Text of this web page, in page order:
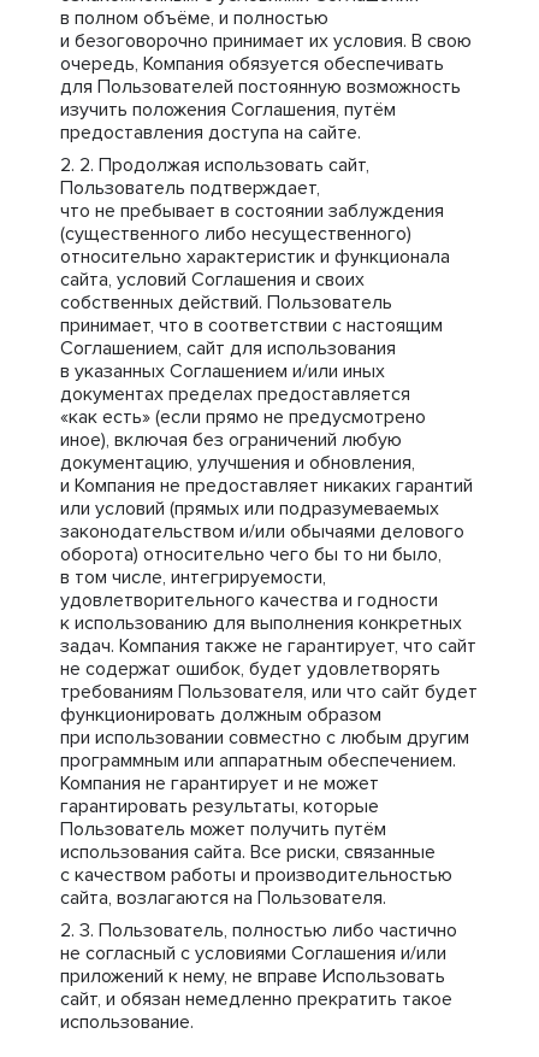
в полном объёме, и полностью
и безоговорочно принимает их условия. В свою
очередь, Компания обязуется обеспечивать
для Пользователей постоянную возможность
изучить положения Соглашения, путём
предоставления доступа на сайте.
Продолжая использовать сайт,
Пользователь подтверждает,
что не пребывает в состоянии заблуждения
(существенного либо несущественного)
относительно характеристик и функционала
сайта, условий Соглашения и своих
собственных действий. Пользователь
принимает, что в соответствии с настоящим
Соглашением, сайт для использования
в указанных Соглашением и/или иных
документах пределах предоставляется
«как есть» (если прямо не предусмотрено
иное), включая без ограничений любую
документацию, улучшения и обновления,
и Компания не предоставляет никаких гарантий
или условий (прямых или подразумеваемых
законодательством и/или обычаями делового
оборота) относительно чего бы то ни было,
в том числе, интегрируемости,
удовлетворительного качества и годности
к использованию для выполнения конкретных
задач. Компания также не гарантирует, что сайт
не содержат ошибок, будет удовлетворять
требованиям Пользователя, или что сайт будет
функционировать должным образом
при использовании совместно с любым другим
программным или аппаратным обеспечением.
Компания не гарантирует и не может
гарантировать результаты, которые
Пользователь может получить путём
использования сайта. Все риски, связанные
с качеством работы и производительностью
сайта, возлагаются на Пользователя.
Пользователь, полностью либо частично
не согласный с условиями Соглашения и/или
приложений к нему, не вправе Использовать
сайт, и обязан немедленно прекратить такое
использование.